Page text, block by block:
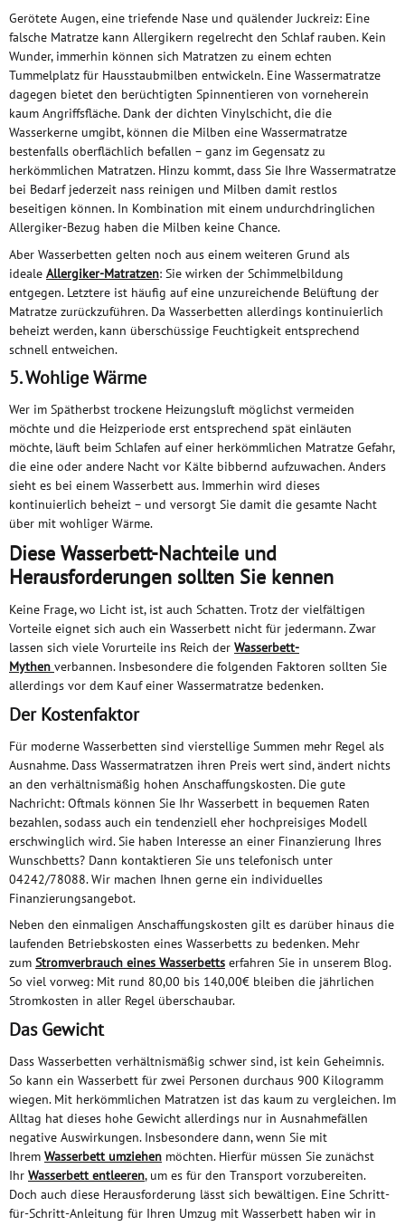
Gerötete Augen, eine triefende Nase und quälender Juckreiz: Eine
falsche Matratze kann Allergikern regelrecht den Schlaf rauben. Kein
Wunder, immerhin können sich Matratzen zu einem echten
Tummelplatz für Hausstaubmilben entwickeln. Eine Wassermatratze
dagegen bietet den berüchtigten Spinnentieren von vorneherein
kaum Angriffsfläche. Dank der dichten Vinylschicht, die die
Wasserkerne umgibt, können die Milben eine Wassermatratze
bestenfalls oberflächlich befallen – ganz im Gegensatz zu
herkömmlichen Matratzen. Hinzu kommt, dass Sie Ihre Wassermatratze
bei Bedarf jederzeit nass reinigen und Milben damit restlos
beseitigen können. In Kombination mit einem undurchdringlichen
Allergiker-Bezug haben die Milben keine Chance.
Aber Wasserbetten gelten noch aus einem weiteren Grund als
ideale Allergiker-Matratzen: Sie wirken der Schimmelbildung
entgegen. Letztere ist häufig auf eine unzureichende Belüftung der
Matratze zurückzuführen. Da Wasserbetten allerdings kontinuierlich
beheizt werden, kann überschüssige Feuchtigkeit entsprechend
schnell entweichen.
5. Wohlige Wärme
Wer im Spätherbst trockene Heizungsluft möglichst vermeiden
möchte und die Heizperiode erst entsprechend spät einläuten
möchte, läuft beim Schlafen auf einer herkömmlichen Matratze Gefahr,
die eine oder andere Nacht vor Kälte bibbernd aufzuwachen. Anders
sieht es bei einem Wasserbett aus. Immerhin wird dieses
kontinuierlich beheizt – und versorgt Sie damit die gesamte Nacht
über mit wohliger Wärme.
Diese Wasserbett-Nachteile und
Herausforderungen sollten Sie kennen
Keine Frage, wo Licht ist, ist auch Schatten. Trotz der vielfältigen
Vorteile eignet sich auch ein Wasserbett nicht für jedermann. Zwar
lassen sich viele Vorurteile ins Reich der Wasserbett-
Mythen verbannen. Insbesondere die folgenden Faktoren sollten Sie
allerdings vor dem Kauf einer Wassermatratze bedenken.
Der Kostenfaktor
Für moderne Wasserbetten sind vierstellige Summen mehr Regel als
Ausnahme. Dass Wassermatratzen ihren Preis wert sind, ändert nichts
an den verhältnismäßig hohen Anschaffungskosten. Die gute
Nachricht: Oftmals können Sie Ihr Wasserbett in bequemen Raten
bezahlen, sodass auch ein tendenziell eher hochpreisiges Modell
erschwinglich wird. Sie haben Interesse an einer Finanzierung Ihres
Wunschbetts? Dann kontaktieren Sie uns telefonisch unter
04242/78088. Wir machen Ihnen gerne ein individuelles
Finanzierungsangebot.
Neben den einmaligen Anschaffungskosten gilt es darüber hinaus die
laufenden Betriebskosten eines Wasserbetts zu bedenken. Mehr
zum Stromverbrauch eines Wasserbetts erfahren Sie in unserem Blog.
So viel vorweg: Mit rund 80,00 bis 140,00€ bleiben die jährlichen
Stromkosten in aller Regel überschaubar.
Das Gewicht
Dass Wasserbetten verhältnismäßig schwer sind, ist kein Geheimnis.
So kann ein Wasserbett für zwei Personen durchaus 900 Kilogramm
wiegen. Mit herkömmlichen Matratzen ist das kaum zu vergleichen. Im
Alltag hat dieses hohe Gewicht allerdings nur in Ausnahmefällen
negative Auswirkungen. Insbesondere dann, wenn Sie mit
Ihrem Wasserbett umziehen möchten. Hierfür müssen Sie zunächst
Ihr Wasserbett entleeren, um es für den Transport vorzubereiten.
Doch auch diese Herausforderung lässt sich bewältigen. Eine Schritt-
für-Schritt-Anleitung für Ihren Umzug mit Wasserbett haben wir in